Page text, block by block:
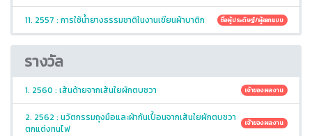
11. 2557 : การใช้น้ำยางธรรมชาติในงานเขียนผ้าบาติก ชื่อผู้ประดิษฐ์/ผู้ออกแบบ
รางวัล
1. 2560 : เส้นด้ายจากเส้นใยผักตบชวา เจ้าของผลงาน
2. 2562 : นวัตกรรมถุงมือและผ้ากันเปื้อนจากเส้นใยผักตบชวา
ตกแต่งทนไฟ
เจ้าของผลงาน